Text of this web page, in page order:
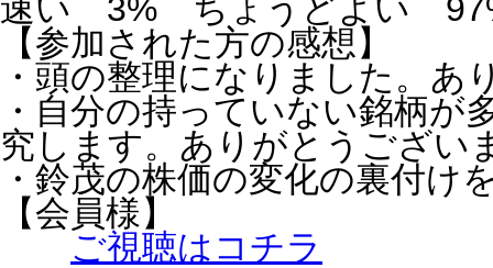
速い 3% ちょうどよい
【参加された方の感想】
・頭の整理になりました。あ
・自分の持っていない銘柄が
究します。ありがとうござい
・鈴茂の株価の変化の裏付け
【会員様】
ご視聴はコチラ